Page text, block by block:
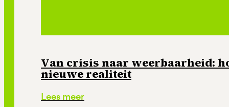
Van crisis naar weerbaarheid:
nieuwe realiteit
Lees meer